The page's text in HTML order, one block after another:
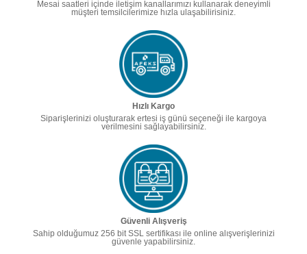
Mesai saatleri içinde iletişim kanallarımızı kullanarak deneyimli
müşteri temsilcilerimize hızla ulaşabilirisiniz.
Hızlı Kargo
Siparişlerinizi oluşturarak ertesi iş günü seçeneği ile kargoya
verilmesini sağlayabilirsiniz.
Güvenli Alışveriş
Sahip olduğumuz 256 bit SSL sertifikası ile online alışverişlerinizi
güvenle yapabilirsiniz.